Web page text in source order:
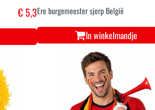
€ 5,3Ere burgemeester sjerp België
In winkelmandje